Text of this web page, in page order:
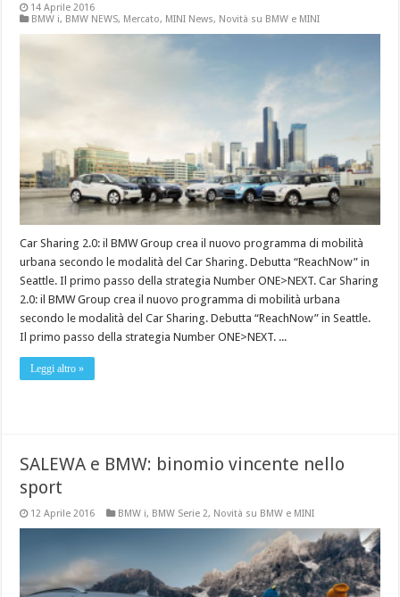
14 Aprile 2016
BMW i, BMW NEWS, Mercato, MINI News, Novità su BMW e MINI
Car Sharing 2.0: il BMW Group crea il nuovo programma di mobilità
urbana secondo le modalità del Car Sharing. Debutta “ReachNow” in
Seattle. Il primo passo della strategia Number ONE>NEXT. Car Sharing
2.0: il BMW Group crea il nuovo programma di mobilità urbana
secondo le modalità del Car Sharing. Debutta “ReachNow” in Seattle.
Il primo passo della strategia Number ONE>NEXT. ...
Leggi altro »
SALEWA e BMW: binomio vincente nello
sport
12 Aprile 2016 BMW i, BMW Serie 2, Novità su BMW e MINI